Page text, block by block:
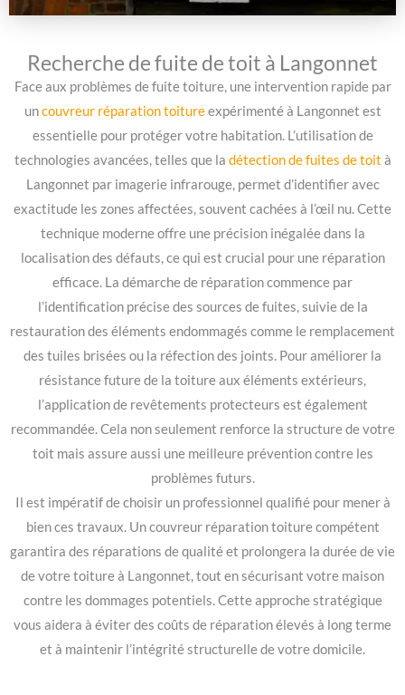
Recherche de fuite de toit à Langonnet
Face aux problèmes de fuite toiture, une intervention rapide par
uncouvreur réparation toitureexpérimenté à Langonnet est
essentielle pour protéger votre habitation. L’utilisation de
technologies avancées, telles que la détection de fuites de toit à
Langonnet par imagerie infrarouge, permet d’identifier avec
exactitude les zones affectées, souvent cachées à l’œil nu. Cette
technique moderne offre une précision inégalée dans la
localisation des défauts, ce qui est crucial pour une réparation
efficace. La démarche de réparation commence par
l’identification précise des sources de fuites, suivie de la
restauration des éléments endommagés comme le remplacement
des tuiles brisées ou la réfection des joints. Pour améliorer la
résistance future de la toiture aux éléments extérieurs,
l’application de revêtements protecteurs est également
recommandée. Cela non seulement renforce la structure de votre
toit mais assure aussi une meilleure prévention contre les
problèmes futurs.
Il est impératif de choisir un professionnel qualifié pour mener à
bien ces travaux. Un couvreur réparation toiture compétent
garantira des réparations de qualité et prolongera la durée de vie
de votre toiture à Langonnet, tout en sécurisant votre maison
contre les dommages potentiels. Cette approche stratégique
vous aidera à éviter des coûts de réparation élevés à long terme
et à maintenir l’intégrité structurelle de votre domicile.